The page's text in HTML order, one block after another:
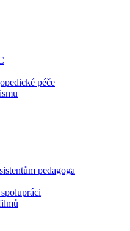
péče
pedagoga